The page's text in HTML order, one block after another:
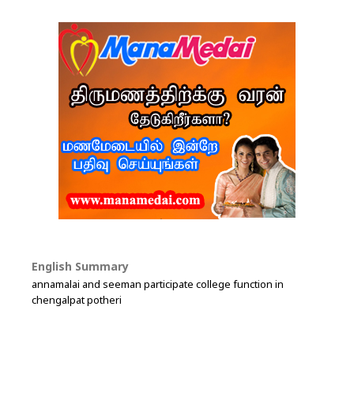
English Summary
annamalai and seeman participate college function in
chengalpat potheri